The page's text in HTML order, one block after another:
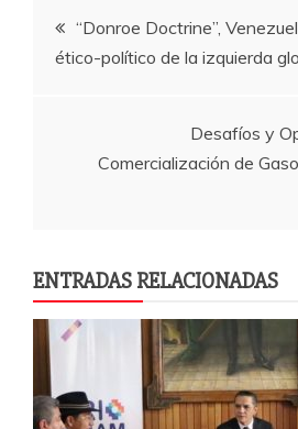
o
o
p
p
rti
r
Navegación
de
“Donroe Doctrine”,
ético-político de la izquierda
Desafíos y
Comercialización de
ENTRADAS RELACIONADAS